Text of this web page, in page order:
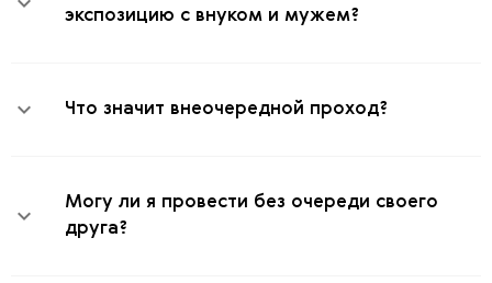
экспозицию с внуком и мужем?
Что значит внеочередной проход?
Могу ли я провести без очереди своего
друга?